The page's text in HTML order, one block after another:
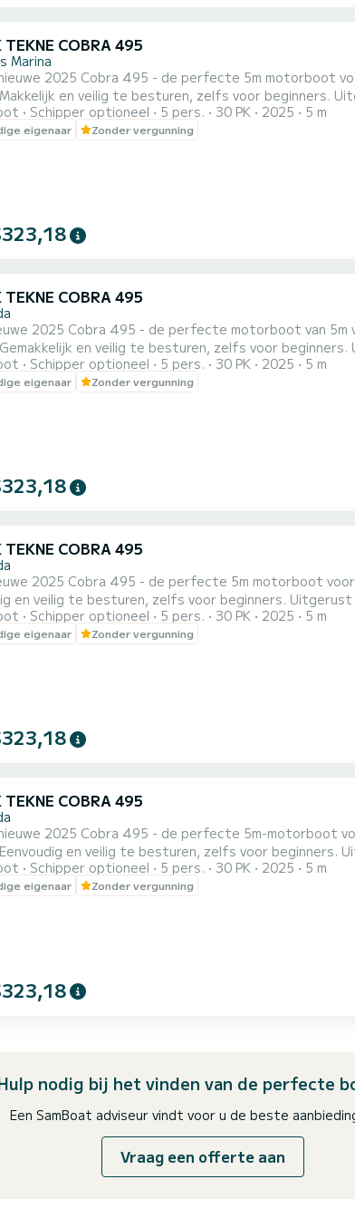
TEKNE COBRA 495
Marina
2025 Cobra 495 - de perfecte 5m motorboot voor uw
en veilig te besturen, zelfs voor beginners.
en uitstekende brandstofefficiëntie. Ruimte voor maximaal 5 gasten. Voorzieningen zijn onder andere GPS-
Bluetooth-radio met AUX, koelkast, bimini schaduw,
Schipper optioneel 5 pers. 30 PK 2025 5 m
eigenaar Zonder vergunning
TEKNE COBRA 495
2025 Cobra 495 - de perfecte motorboot van 5m voor uw
en veilig te besturen, zelfs voor
en uitstekende brandstofefficiëntie. Ruimte voor maximaal 5 gasten. Functies zijn onder meer GPS-
Bluetooth-radio met AUX, koelkast, bimini-schaduw,
Schipper optioneel 5 pers. 30 PK 2025 5 m
eigenaar Zonder vergunning
TEKNE COBRA 495
2025 Cobra 495 - de perfecte 5m motorboot voor uw avontuur
en veilig te besturen, zelfs voor beginners.
uitstekende brandstofefficiëntie. Ruimte voor maximaal 5 gasten. Voorzieningen zijn onder andere GPS-
Bluetooth-radio met AUX, koelkast, bimini schaduw,
Schipper optioneel 5 pers. 30 PK 2025 5 m
eigenaar Zonder vergunning
TEKNE COBRA 495
2025 Cobra 495 - de perfecte 5m-motorboot voor uw
en veilig te besturen, zelfs voor
en uitstekende brandstofefficiëntie. Ruimte voor maximaal 5 gasten. Kenmerken zijn onder andere GPS-
Bluetooth-radio met AUX, koelkast, bimini-schaduw,
Schipper optioneel 5 pers. 30 PK 2025 5 m
eigenaar Zonder vergunning
nodig bij het vinden van de perfecte
Een SamBoat adviseur vindt voor u de beste
Vraag een offerte aan